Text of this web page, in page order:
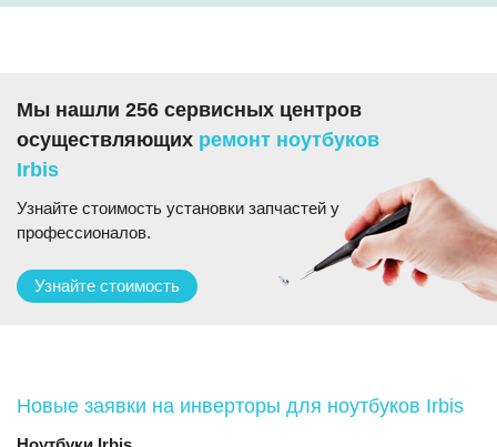
Мы нашли 256 сервисных центров
осуществляющих ремонт ноутбуков
Irbis
Узнайте стоимость установки запчастей у
профессионалов.
Узнайте стоимость
Новые заявки на инверторы для ноутбуков Irbis